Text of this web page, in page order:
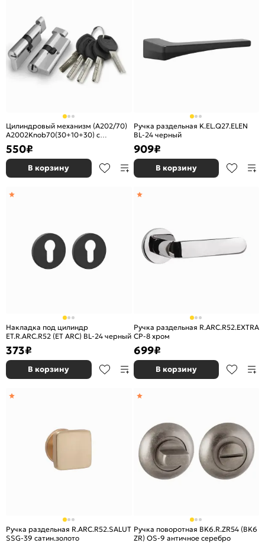
Цилиндровый механизм (A202/70)
A2002Knob70(30+10+30) с
вертушкой SN никель
550₽
В корзину
Ручка раздельная K.EL.Q27.ELEN
BL-24 черный
909₽
В корзину
Накладка под цилиндр
ET.R.ARC.R52 (ET ARC) BL-24 черный
373₽
В корзину
Ручка раздельная R.ARC.R52.EXTRA
CP-8 хром
699₽
В корзину
Ручка раздельная R.ARC.R52.SALUT
SSG-39 сатин.золото
Ручка поворотная BK6.R.ZR54 (BK6
ZR) OS-9 античное серебро